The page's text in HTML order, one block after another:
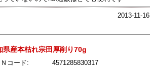
2013-11-16
県産本枯れ宗田厚削り70g
Ｎコード:
4571285830317